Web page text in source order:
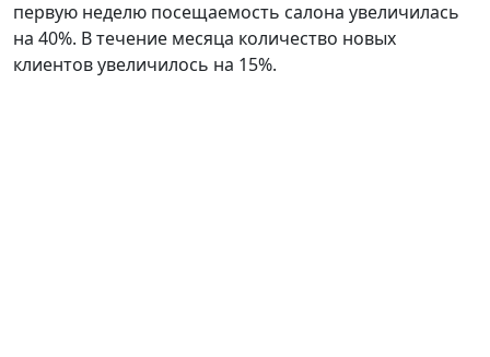
первую неделю посещаемость салона увеличилась
на 40%. В течение месяца количество новых
клиентов увеличилось на 15%.